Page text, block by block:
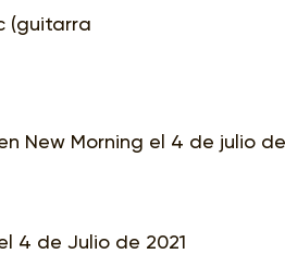
(guitarra
New Morning el 4 de julio
4 de Julio de 2021